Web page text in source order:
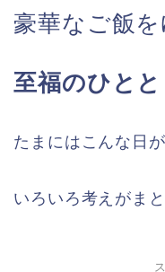
豪華なご飯
至福のひと
たまにはこんな日
いろいろ考えがま